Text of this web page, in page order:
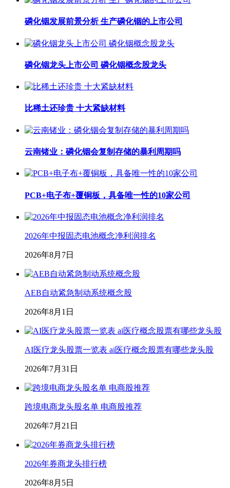
磷化铟发展前景分析 生产磷化铟的上市公司
磷化铟龙头上市公司 磷化铟概念股龙头
比稀土还珍贵 十大紧缺材料
云南锗业：磷化铟会复制存储的暴利周期吗
PCB+电子布+覆铜板，具备唯一性的10家公司
2026年中报固态电池概念净利润排名
2026年8月7日
AEB自动紧急制动系统概念股
2026年8月1日
AI医疗龙头股票一览表 ai医疗概念股票有哪些龙头股
2026年7月31日
跨境电商龙头股名单 电商股推荐
2026年7月21日
2026年券商龙头排行榜
2026年8月5日